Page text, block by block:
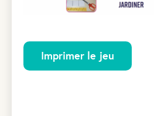
Imprimer le jeu